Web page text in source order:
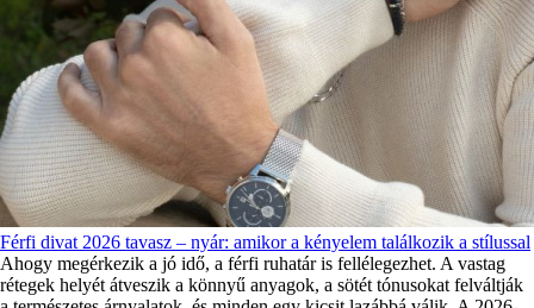
Férfi divat 2026 tavasz – nyár: amikor a kényelem találkozik a stílussal
Ahogy megérkezik a jó idő, a férfi ruhatár is fellélegezhet. A vastag
rétegek helyét átveszik a könnyű anyagok, a sötét tónusokat felváltják